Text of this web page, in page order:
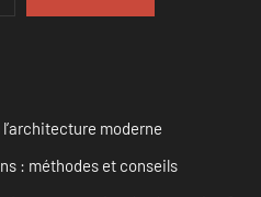
moderne
: méthodes et conseils